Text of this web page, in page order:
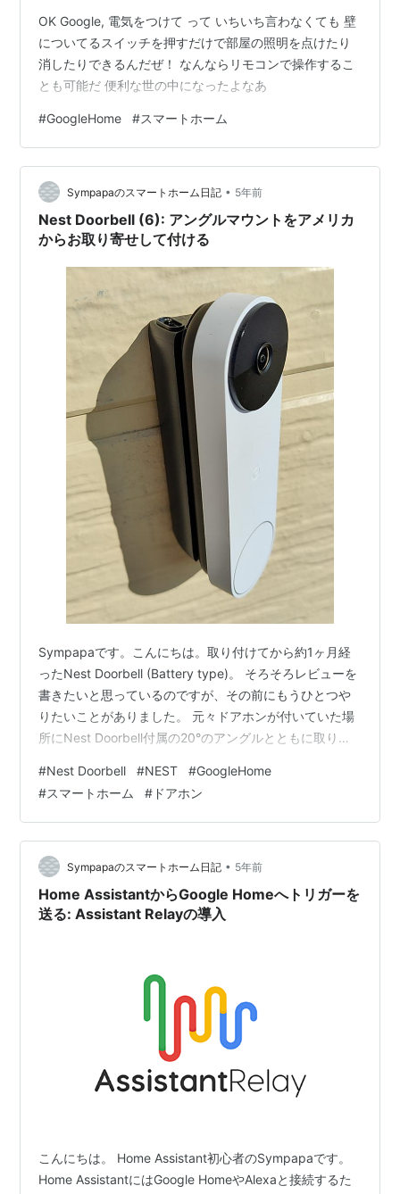
OK Google, 電気をつけて って いちいち言わなくても 壁
についてるスイッチを押すだけで部屋の照明を点けたり
消したりできるんだぜ！ なんならリモコンで操作するこ
とも可能だ 便利な世の中になったよなあ
#GoogleHome #スマートホーム
Sympapaのスマートホーム日記 • 5年前
Nest Doorbell (6): アングルマウントをアメリカ
からお取り寄せして付ける
Sympapaです。こんにちは。取り付けてから約1ヶ月経
ったNest Doorbell (Battery type)。 そろそろレビューを
書きたいと思っているのですが、その前にもうひとつや
りたいことがありました。 元々ドアホンが付いていた場
所にNest Doorbell付属の20°のアングルとともに取り付
ける前提になってると思うんですよね画角があまり広く
ないし。 我が家での取り付け位置はドアから15cmくら
い離れていて、20°のアングルでも欲しい画角にはちょっ
と足りてない様子。 そこで米Amazonで見つけたの
が"Wasserst…
#Nest Doorbell #NEST #GoogleHome
#スマートホーム # ドアホン
Sympapaのスマートホーム日記 • 5年前
Home AssistantからGoogle Homeへトリガーを
送る: Assistant Relayの導入
こんにちは。 Home Assistant初心者のSympapaです。
Home AssistantにはGoogle HomeやAlexaと接続するた